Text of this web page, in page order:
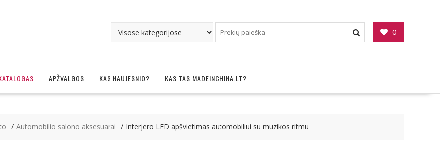
0
APŽVALGOS KAS NAUJESNIO? KAS TAS MADEINCHINA.LT?
Automobilio salono aksesuarai Interjero LED apšvietimas automobiliui su muzikos ritmu